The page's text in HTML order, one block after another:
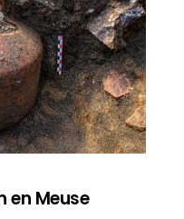
en Meuse